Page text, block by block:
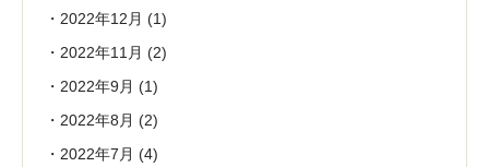
2022年12月 (1)
2022年11月 (2)
2022年9月 (1)
2022年8月 (2)
2022年7月 (4)